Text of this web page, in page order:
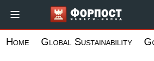
到
Форпост
Home Global Sustainability